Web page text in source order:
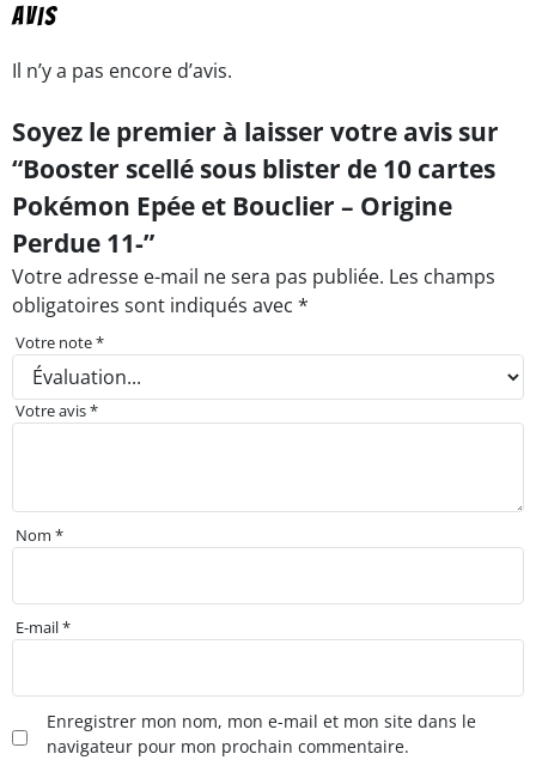
Avis
Il n’y a pas encore d’avis.
Soyez le premier à laisser votre avis sur
“Booster scellé sous blister de 10 cartes
Pokémon Epée et Bouclier – Origine
Perdue 11-”
Votre adresse e-mail ne sera pas publiée. Les champs
obligatoires sont indiqués avec *
Votre note*
Votre avis*
Nom*
E-mail*
Enregistrer mon nom, mon e-mail et mon site dans le
navigateur pour mon prochain commentaire.